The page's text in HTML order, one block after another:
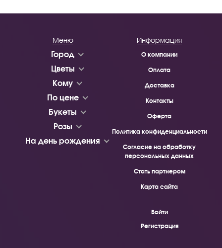
Меню
Город
Цветы
Кому
По цене
Букеты
Розы
На день рождения
Информация
О компании
Оплата
Доставка
Контакты
Оферта
Политика конфиденциальности
Согласие на обработку
персональных данных
Стать партнером
Карта сайта
Войти
Регистрация